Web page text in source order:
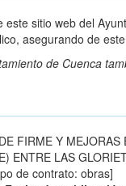
este sitio web del
asegurando de
de Cuenca
FIRME Y
ENTRE LAS
de contrato: obras]